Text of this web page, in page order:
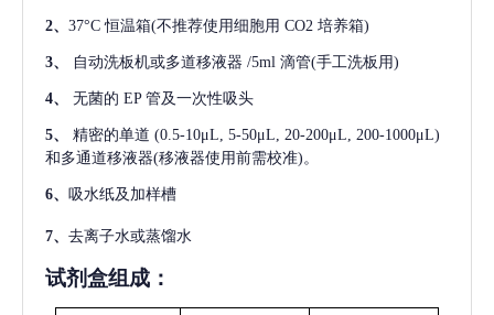
2、 37°C 恒温箱(不推荐使用细胞用 CO2 培养箱)
3、 自动洗板机或多道移液器 /5ml 滴管(手工洗板用)
4、 无菌的 EP 管及一次性吸头
5、 精密的单道 (0.5-10μL, 5-50μL, 20-200μL, 200-1000μL)
和多通道移液器(移液器使用前需校准)。
6、 吸水纸及加样槽
7、 去离子水或蒸馏水
试剂盒组成：